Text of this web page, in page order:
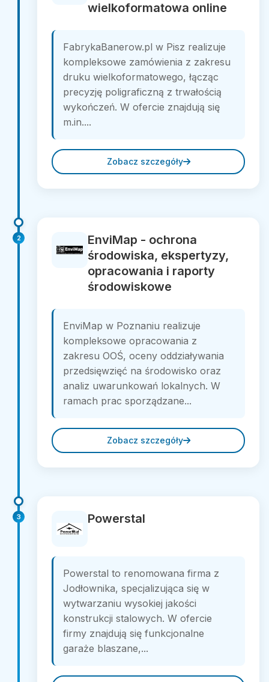
wielkoformatowa online
FabrykaBanerow.pl w Pisz realizuje
kompleksowe zamówienia z zakresu
druku wielkoformatowego, łącząc
precyzję poligraficzną z trwałością
wykończeń. W ofercie znajdują się
m.in....
Zobacz szczegóły
2
EnviMap - ochrona
środowiska, ekspertyzy,
opracowania i raporty
środowiskowe
EnviMap w Poznaniu realizuje
kompleksowe opracowania z
zakresu OOŚ, oceny oddziaływania
przedsięwzięć na środowisko oraz
analiz uwarunkowań lokalnych. W
ramach prac sporządzane...
Zobacz szczegóły
3 Powerstal
Powerstal to renomowana firma z
Jodłownika, specjalizująca się w
wytwarzaniu wysokiej jakości
konstrukcji stalowych. W ofercie
firmy znajdują się funkcjonalne
garaże blaszane,...